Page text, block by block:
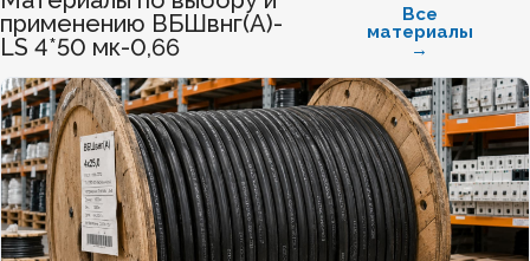
БЕЗГАЛОГЕННЫЙ Нет
ХЛАДОСТОЙКИЙ Нет
СЕЧЕНИЕ ТПЖ 2,5
ОГНЕСТОЙКИЙ Нет
применению ВБШвнг(А)-
LS 4*50 мк-0,66
Все
материалы
→